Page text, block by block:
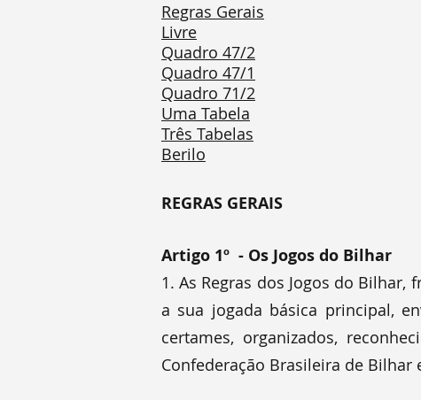
Regras Gerais
Livre
Quadro 47/2
Quadro 47/1
Quadro 71/2
Uma Tabela
Três Tabelas
Berilo
REGRAS GERAIS
Artigo 1º - Os Jogos do Bilhar
1. As Regras dos Jogos do
a sua jogada básica principal,
certames, organizados,
Confederação Brasileira de Bilhar